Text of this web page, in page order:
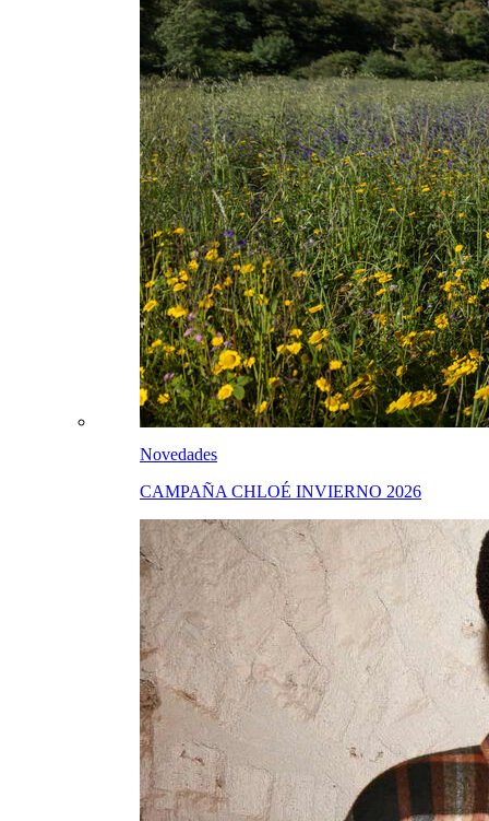
Novedades
CAMPAÑA CHLOÉ INVIERNO 2026